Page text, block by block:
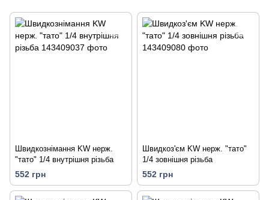
Швидкознімання KW нерж.
"тато" 1/4 внутрішня різьба
552 грн
Швидкоз'єм KW нерж. "тато"
1/4 зовнішня різьба
552 грн